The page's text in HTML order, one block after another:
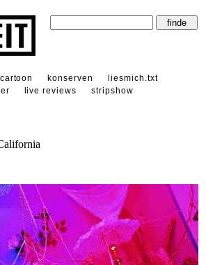
cartoon konserven
liesmich.txt
live reviews
stripshow